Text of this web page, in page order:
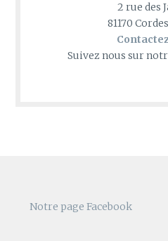
2 rue des
81170
Suivez nous sur
Notre page Facebook